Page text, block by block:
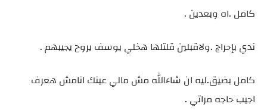
كامل .اه وبعدين .
ندي بإحراج .ولاقبلين قلتلها هخلي يوسف يروح يجيبهم .
كامل بضيق.ليه ان شاءالله مش مالي عينك انامش هعرف
اجيب حاجه مراتي .